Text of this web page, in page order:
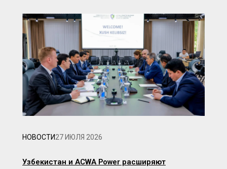
НОВОСТИ27 ИЮЛЯ 2026
Узбекистан и ACWA Power расширяют